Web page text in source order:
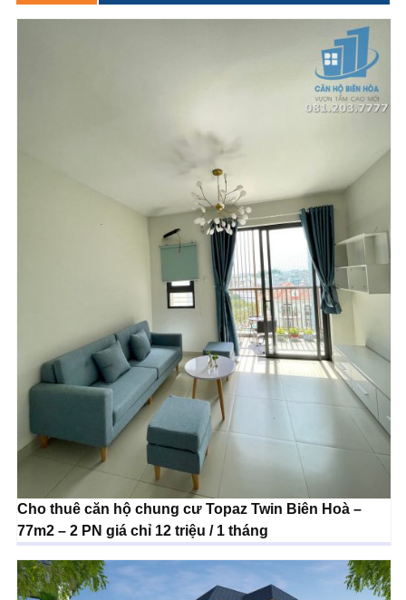
Cho thuê căn hộ chung cư Topaz Twin Biên Hoà –
77m2 – 2 PN giá chỉ 12 triệu / 1 tháng